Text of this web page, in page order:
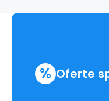
% Oferte